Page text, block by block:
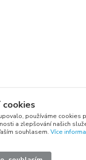
cookies
používáme cookies
a zlepšování našich
souhlasem. Více